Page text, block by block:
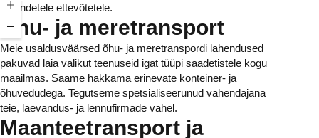
tuhandetele ettevõtetele.
Õhu- ja meretransport
Meie usaldusväärsed õhu- ja meretranspordi lahendused
pakuvad laia valikut teenuseid igat tüüpi saadetistele kogu
maailmas. Saame hakkama erinevate konteiner- ja
õhuvedudega. Tegutseme spetsialiseerunud vahendajana
teie, laevandus- ja lennufirmade vahel.
Maanteetransport ja